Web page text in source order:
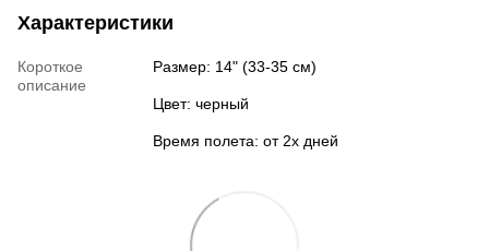
Характеристики
Короткое
описание
Размер: 14" (33-35 см)
Цвет: черный
Время полета: от 2х дней